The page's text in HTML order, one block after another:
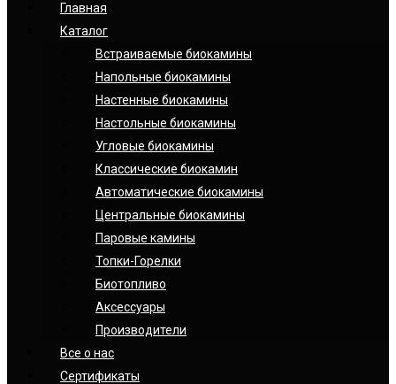
Главная
Каталог
Встраиваемые биокамины
Напольные биокамины
Настенные биокамины
Настoльные биокамины
Угловые биокамины
Классические биокамин
Автоматические биокамины
Центральные биокамины
Паровые камины
Топки-Горелки
Биотопливо
Аксессуары
Производители
Все о нас
Сертификаты